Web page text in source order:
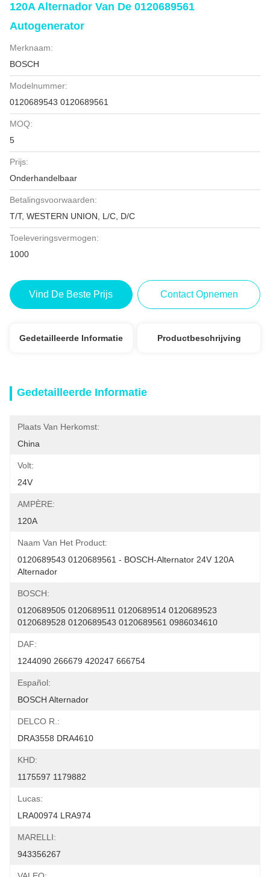
120A Alternador Van De 0120689561
Autogenerator
Merknaam:
BOSCH
Modelnummer:
0120689543 0120689561
MOQ:
5
Prijs:
Onderhandelbaar
Betalingsvoorwaarden:
T/T, WESTERN UNION, L/C, D/C
Toeleveringsvermogen:
1000
Vind De Beste Prijs Contact Opnemen
Gedetailleerde Informatie Productbeschrijving
Gedetailleerde Informatie
Plaats Van Herkomst:
China
Volt:
24V
AMPÈRE:
120A
Naam Van Het Product:
0120689543 0120689561 - BOSCH-Alternator 24V 120A
Alternador
BOSCH:
0120689505 0120689511 0120689514 0120689523
0120689528 0120689543 0120689561 0986034610
DAF:
1244090 266679 420247 666754
Español:
BOSCH Alternador
DELCO R.:
DRA3558 DRA4610
KHD:
1175597 1179882
Lucas:
LRA00974 LRA974
MARELLI:
943356267